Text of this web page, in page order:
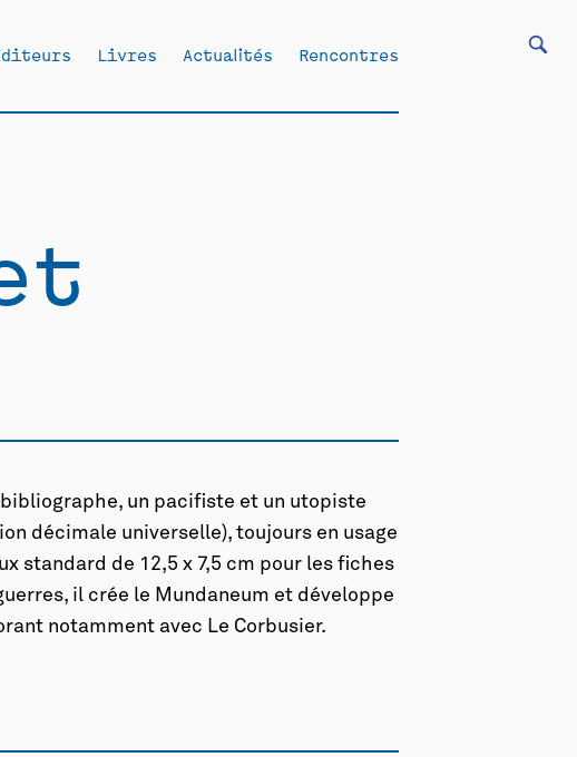
Livres Actualités Rencontres
un pacifiste et un utopiste
décimale universelle), toujours en usage
standard de 12,5 x 7,5 cm pour les fiches
il crée le Mundaneum et développe
notamment avec Le Corbusier.